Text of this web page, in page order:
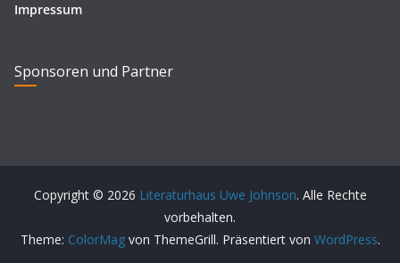
Impressum
Sponsoren und Partner
Copyright © 2026 Literaturhaus Uwe Johnson. Alle Rechte
vorbehalten.
Theme: ColorMagvon ThemeGrill. Präsentiert von WordPress.